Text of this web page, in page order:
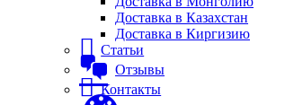
Доставка в Казахстан
Доставка в Киргизию
Статьи
Отзывы
Контакты